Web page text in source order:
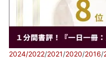
2024/2022/2021/2020/2016/